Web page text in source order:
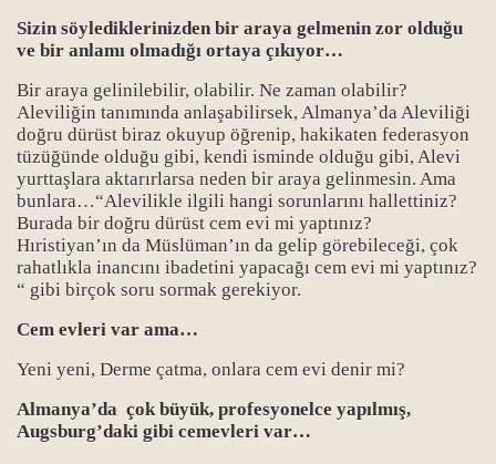
Sizin söylediklerinizden bir araya gelmenin zor olduğu
ve bir anlamı olmadığı ortaya çıkıyor…
Bir araya gelinilebilir, olabilir. Ne zaman olabilir?
Aleviliğin tanımında anlaşabilirsek, Almanya’da Aleviliği
doğru dürüst biraz okuyup öğrenip, hakikaten federasyon
tüzüğünde olduğu gibi, kendi isminde olduğu gibi, Alevi
yurttaşlara aktarırlarsa neden bir araya gelinmesin. Ama
bunlara…“Alevilikle ilgili hangi sorunlarını hallettiniz?
Burada bir doğru dürüst cem evi mi yaptınız?
Hıristiyan’ın da Müslüman’ın da gelip görebileceği, çok
rahatlıkla inancını ibadetini yapacağı cem evi mi yaptınız?
“ gibi birçok soru sormak gerekiyor.
Cem evleri var ama…
Yeni yeni, Derme çatma, onlara cem evi denir mi?
Almanya’da çok büyük, profesyonelce yapılmış,
Augsburg’daki gibi cemevleri var…